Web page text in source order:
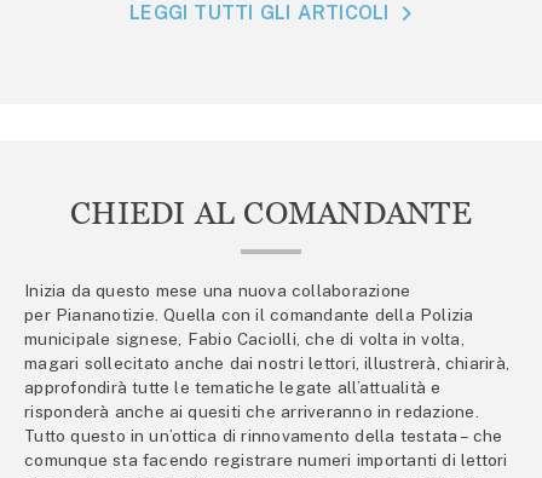
LEGGI TUTTI GLI ARTICOLI
CHIEDI AL COMANDANTE
Inizia da questo mese una nuova collaborazione
per Piananotizie. Quella con il comandante della Polizia
municipale signese, Fabio Caciolli, che di volta in volta,
magari sollecitato anche dai nostri lettori, illustrerà, chiarirà,
approfondirà tutte le tematiche legate all’attualità e
risponderà anche ai quesiti che arriveranno in redazione.
Tutto questo in un’ottica di rinnovamento della testata – che
comunque sta facendo registrare numeri importanti di lettori